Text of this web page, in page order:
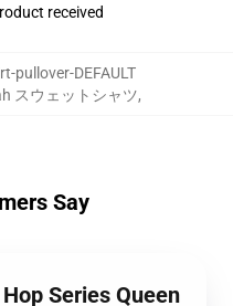
received
pullover-DEFAULT
スウェットシャツ,
Say
Series Queen